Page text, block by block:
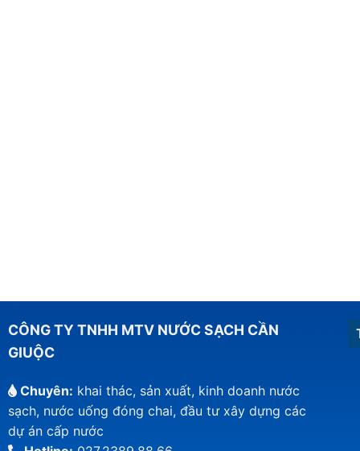
CÔNG TY TNHH MTV NƯỚC SẠCH CẦN
GIUỘC
Chuyên: khai thác, sản xuất, kinh doanh nước
sạch, nước uống đóng chai, đầu tư xây dựng các
dự án cấp nước